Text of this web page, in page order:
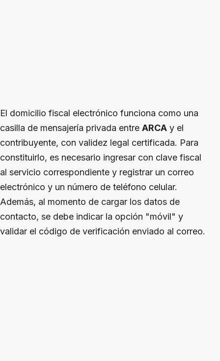
El domicilio fiscal electrónico funciona como una
casilla de mensajería privada entre ARCA y el
contribuyente, con validez legal certificada. Para
constituirlo, es necesario ingresar con clave fiscal
al servicio correspondiente y registrar un correo
electrónico y un número de teléfono celular.
Además, al momento de cargar los datos de
contacto, se debe indicar la opción "móvil" y
validar el código de verificación enviado al correo.